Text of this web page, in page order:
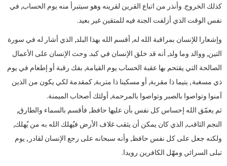
كذلك الخروج. وأنذر من اتباع القرين لقرينه وهو سيتبرأ منه يوم الحساب, في
نفس الوقت الذي أزلفت الجنة فيه للمتقين غير بعيد.
وإشعارا للإنسان بمراقبة الله له, أقسم الله بهذا البلد, الذي أشار له في سورة
التين, ووالد وما ولد, أنه قد خلق الإنسان في كبد. وحث الإنسان على الأعمال
الصالحة التي يقتحم بها عقبة الحساب يوم القيامة, بفك رقبة أو إطعام في يوم
ذي مسغبة , يتيما ذا مقربة, أو مسكينا ذا متربة, كمقدمة لكي يكون من الذين
آمنوا وتواصوا بالصبر وتواصوا بالمرحمة, أولئك أصحاب الميمنة.
ثم يعمّق الله إحساس كل نفس بأن عليها حافظ, فأقسم بالسماء والطارق,
النجم الثاقب, الذي كان يمكن أن يثقب غلاف الأرض فيُهلك الله به من يُهلك,
ولكنه جعل على كل نفس حافظ, وأنه سبحانه على رجع الإنسان لقادر , يوم
تبلى السرائر, ومهّل الكافرين رويدا.